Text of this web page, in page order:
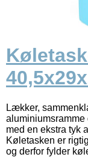
Lækker,
med en ekstra tyk
Køletasken er
og derfor fylder